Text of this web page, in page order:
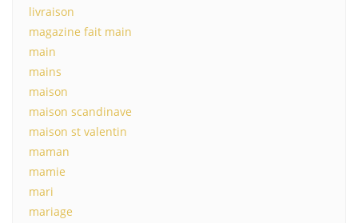
livraison
magazine fait main
main
mains
maison
maison scandinave
maison st valentin
maman
mamie
mari
mariage